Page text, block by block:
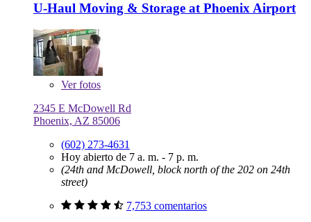
U-Haul Moving & Storage at Phoenix Airport
Verfotos
2345 E McDowell Rd
Phoenix, AZ 85006
(602) 273-4631
Hoy abierto de 7 a. m. - 7 p. m.
(24th and McDowell, block north of the 202 on 24th
street)
7,753 comentarios